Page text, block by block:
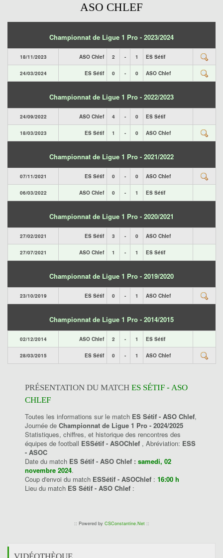
ASO CHLEF
Championnat de Ligue 1 Pro - 2023/2024
18/11/2023 ASO Chlef 2 - 1 ES Sétif
24/03/2024 ES Sétif 0 - 0 ASO Chlef
Championnat de Ligue 1 Pro - 2022/2023
24/09/2022 ASO Chlef 4 - 0 ES Sétif
18/03/2023 ES Sétif 1 - 0 ASO Chlef
Championnat de Ligue 1 Pro - 2021/2022
07/11/2021 ES Sétif 0 - 0 ASO Chlef
06/03/2022 ASO Chlef 0 - 1 ES Sétif
Championnat de Ligue 1 Pro - 2020/2021
27/02/2021 ES Sétif 3 - 0 ASO Chlef
27/07/2021 ASO Chlef 1 - 1 ES Sétif
Championnat de Ligue 1 Pro - 2019/2020
23/10/2019 ES Sétif 0 - 1 ASO Chlef
Championnat de Ligue 1 Pro - 2014/2015
02/12/2014 ASO Chlef 2 - 1 ES Sétif
28/03/2015 ES Sétif 0 - 1 ASO Chlef
PRÉSENTATION DU MATCH ES SÉTIF - ASO
CHLEF
Toutes les informations sur le match ES Sétif - ASO Chlef,
Journée de Championnat de Ligue 1 Pro - 2024/2025
Statistiques, chiffres, et historique des rencontres des
équipes de football ESSétif - ASOChlef , Abréviation: ESS
- ASOC
Date du match ES Sétif - ASO Chlef : samedi, 02
novembre 2024.
Coup d'envoi du match ESSétif - ASOChlef : 16:00 h
Lieu du match ES Sétif - ASO Chlef :
:: Powered by CSConstantine.Net::